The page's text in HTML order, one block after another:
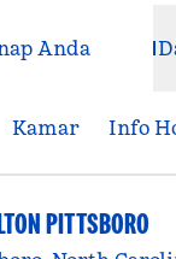
Anda
Kamar Info
PITTSBORO